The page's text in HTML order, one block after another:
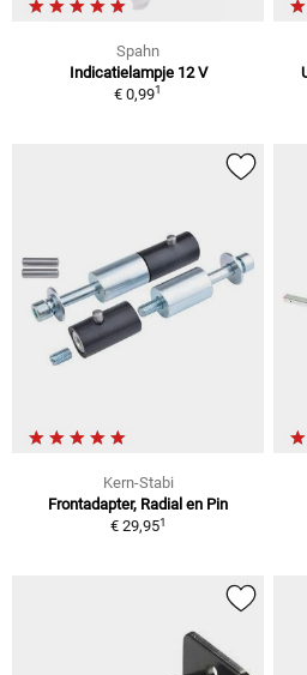
Spahn
Indicatielampje 12 V
€ 0,991
Kern-Stabi
Frontadapter, Radial en Pin
€ 29,951